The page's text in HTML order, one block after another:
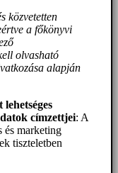
közvetetten
a főkönyvi
olvasható
alapján
címzettjei: A
és marketing
tiszteletben